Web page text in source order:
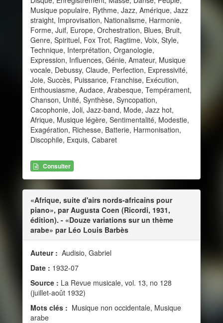
Musique populaire, Rythme, Jazz, Amérique, Jazz
straight, Improvisation, Nationalisme, Harmonie,
Forme, Juif, Europe, Orchestration, Blues, Bruit,
Genre, Spirituel, Fox Trot, Ragtime, Voix, Style,
Technique, Interprétation, Organologie,
Expression, Influences, Génie, Amateur, Musique
vocale, Debussy, Claude, Perfection, Expressivité,
Joie, Succès, Puissance, Franchise, Exécution,
Enthousiasme, Audace, Arabesque, Tempérament,
Chanson, Unité, Synthèse, Syncopation,
Cacophonie, Joli, Jazz-band, Mode, Jazz hot,
Afrique, Musique légère, Sentimentalité, Modestie,
Exagération, Richesse, Batterie, Harmonisation,
Discophile, Exquis, Cabaret
Consulter
«Afrique, suite d'airs nords-africains pour
piano», par Augusta Coen (Ricordi, 1931,
édition). - «Douze variations sur un thème
arabe» par Léo Louis Barbès
Auteur : Audisio, Gabriel
Date : 1932-07
Source : La Revue musicale, vol. 13, no 128
(juillet-août 1932)
Mots clés : Musique non occidentale, Musique
arabe